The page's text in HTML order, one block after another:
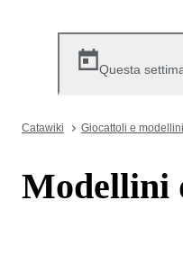
Questa
Catawiki Giocattoli e modellini
Modellini